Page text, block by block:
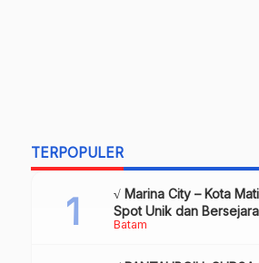
TERPOPULER
Batam
√ Marina City – Kota
Spot Unik dan
Review & Info